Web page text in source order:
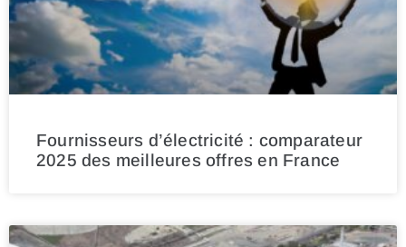
Fournisseurs d’électricité : comparateur
2025 des meilleures offres en France